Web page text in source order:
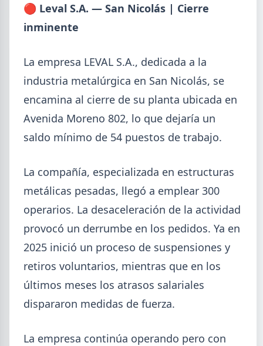
GENERAL 2026-08-04
Día de la Siderurgia: cómo llega el
sector al aniversario 78 del legado
de Savio
El 31 de julio la industria del acero recordó a
semestre de recuperación parcial y un mercado
que se reordena hacia la minería y la energía.
🔴 Leval S.A. — San Nicolás | Cierre
inminente
La empresa LEVAL S.A., dedicada a la
industria metalúrgica en San Nicolás, se
encamina al cierre de su planta ubicada en
Avenida Moreno 802, lo que dejaría un
saldo mínimo de 54 puestos de trabajo.
La compañía, especializada en estructuras
metálicas pesadas, llegó a emplear 300
operarios. La desaceleración de la actividad
provocó un derrumbe en los pedidos. Ya en
2025 inició un proceso de suspensiones y
retiros voluntarios, mientras que en los
últimos meses los atrasos salariales
dispararon medidas de fuerza.
La empresa continúa operando pero con